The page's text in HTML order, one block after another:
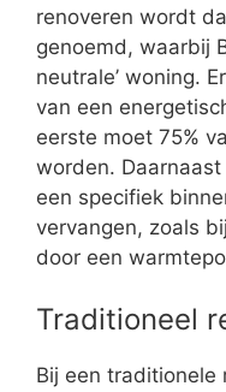
renoveren wordt
genoemd, waarbij
neutrale’ woning.
van een
eerste moet 75%
worden.
een specifiek
vervangen, zoals
door een
Traditioneel
Bij een traditionele